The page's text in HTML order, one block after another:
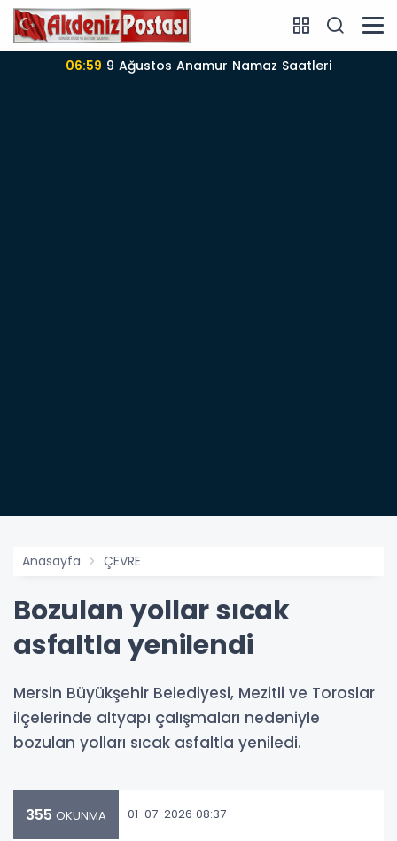
06:57 Anamur’da 09-08-2026 nöbetçi Eczane
Anasayfa ÇEVRE
Bozulan yollar sıcak
asfaltla yenilendi
Mersin Büyükşehir Belediyesi, Mezitli ve Toroslar
ilçelerinde altyapı çalışmaları nedeniyle
bozulan yolları sıcak asfaltla yeniledi.
355 OKUNMA 01-07-2026 08:37